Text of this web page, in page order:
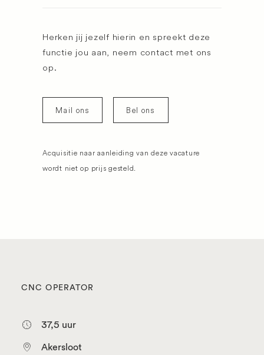
Herken jij jezelf hierin en spreekt deze
functie jou aan, neem contact met ons
op.
Mail ons Bel ons
Acquisitie naar aanleiding van deze vacature
wordt niet op prijs gesteld.
CNC OPERATOR
37,5 uur
Akersloot